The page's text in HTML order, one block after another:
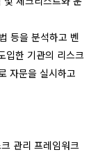
등을 분석하고 벤
입한 기관의 리스크
자문을 실시하고
관리 프레임워크